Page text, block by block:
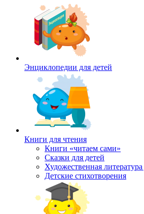
Энциклопедии для детей
Книги для чтения
Книги «читаем сами»
Сказки для детей
Художественная литература
Детские стихотворения